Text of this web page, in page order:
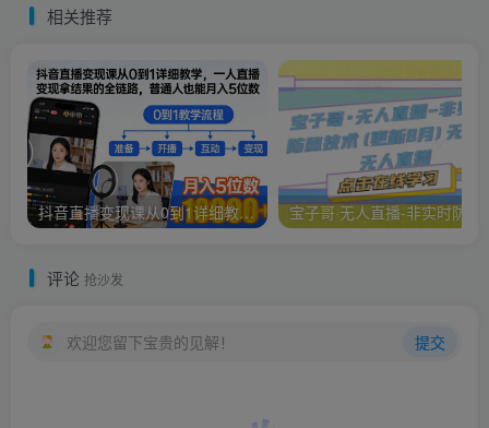
相关推荐
抖音直播变现课从0到1详细教学，一人直播变现拿结果的全链路，普通人也能月入5位数
评论 抢沙发
欢迎您留下宝贵的见解！ 提交